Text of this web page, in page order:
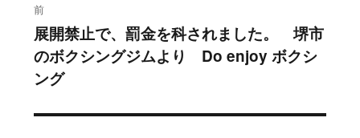
稿
ナ
ビ
前
過
去
の
稿:
展開禁止で、罰金を科されました。 堺市
のボクシングジムより Do enjoy ボクシ
ング